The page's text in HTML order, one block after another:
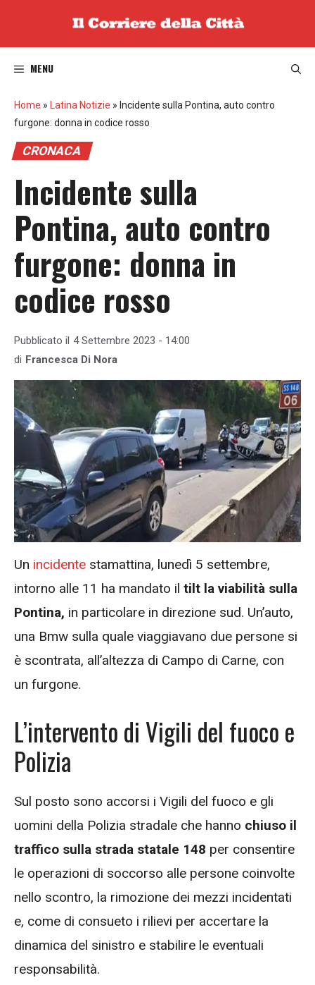
MENU
Home » Latina Notizie » Incidente sulla Pontina, auto contro
furgone: donna in codice rosso
CRONACA
Incidente sulla
Pontina, auto contro
furgone: donna in
codice rosso
Pubblicato il 4 Settembre 2023 - 14:00
di Francesca Di Nora
Un incidente stamattina, lunedì 5 settembre,
intorno alle 11 ha mandato il tilt la viabilità sulla
Pontina, in particolare in direzione sud. Un’auto,
una Bmw sulla quale viaggiavano due persone si
è scontrata, all’altezza di Campo di Carne, con
un furgone.
L’intervento di Vigili del fuoco e
Polizia
Sul posto sono accorsi i Vigili del fuoco e gli
uomini della Polizia stradale che hanno chiuso il
traffico sulla strada statale 148 per consentire
le operazioni di soccorso alle persone coinvolte
nello scontro, la rimozione dei mezzi incidentati
e, come di consueto i rilievi per accertare la
dinamica del sinistro e stabilire le eventuali
responsabilità.